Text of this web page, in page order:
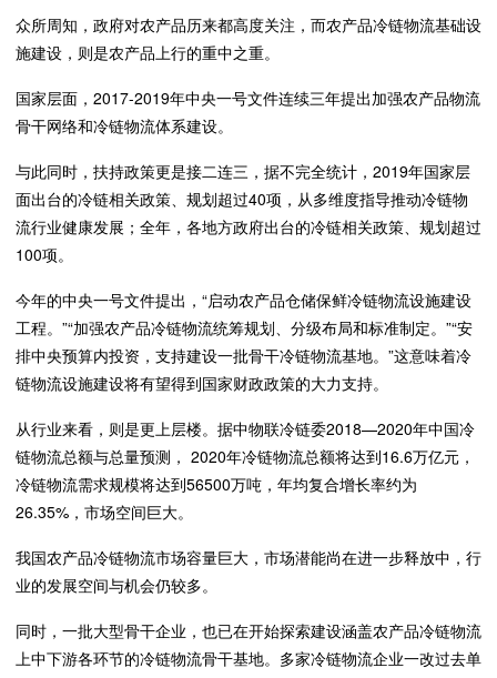
众所周知，政府对农产品历来都高度关注，而农产品冷链物流基础设
施建设，则是农产品上行的重中之重。
国家层面，2017-2019年中央一号文件连续三年提出加强农产品物流
骨干网络和冷链物流体系建设。
与此同时，扶持政策更是接二连三，据不完全统计，2019年国家层
面出台的冷链相关政策、规划超过40项，从多维度指导推动冷链物
流行业健康发展；全年，各地方政府出台的冷链相关政策、规划超过
100项。
今年的中央一号文件提出，“启动农产品仓储保鲜冷链物流设施建设
工程。”“加强农产品冷链物流统筹规划、分级布局和标准制定。”“安
排中央预算内投资，支持建设一批骨干冷链物流基地。”这意味着冷
链物流设施建设将有望得到国家财政政策的大力支持。
从行业来看，则是更上层楼。据中物联冷链委2018—2020年中国冷
链物流总额与总量预测， 2020年冷链物流总额将达到16.6万亿元，
冷链物流需求规模将达到56500万吨，年均复合增长率约为
26.35%，市场空间巨大。
我国农产品冷链物流市场容量巨大，市场潜能尚在进一步释放中，行
业的发展空间与机会仍较多。
同时，一批大型骨干企业，也已在开始探索建设涵盖农产品冷链物流
上中下游各环节的冷链物流骨干基地。多家冷链物流企业一改过去单